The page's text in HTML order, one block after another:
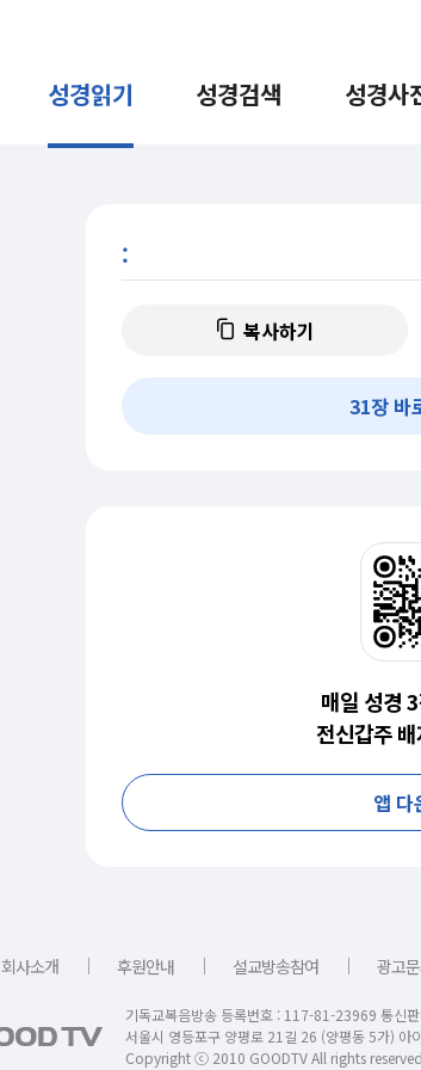
성경읽기 성경검색 성경사
:
복사하기
31장 바
매일 성경
전신갑주
앱 다
회사소개 ｜ 후원안내 ｜ 설교방송참여 ｜ 광고
기독교복음방송 등록번호 : 117-81-23969 통신
서울시 영등포구 양평로 21길 26 (양평동 5가)
Copyright ⓒ 2010 GOODTV All rights